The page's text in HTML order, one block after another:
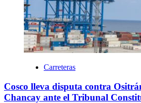
Carreteras
Cosco lleva disputa contra
Chancay ante el Tribunal